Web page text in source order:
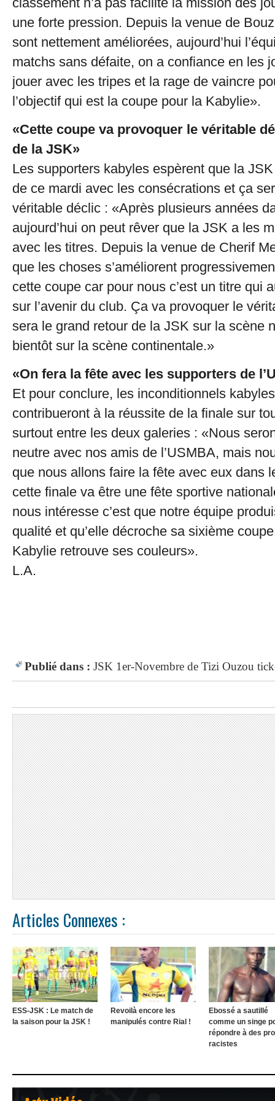
une forte pression. Depuis la venue de
sont nettement améliorées, aujourd’hui
matchs sans défaite, on a confiance en les
jouer avec les tripes et la rage de vaincre
l’objectif qui est la coupe pour la Kabylie».
«Cette coupe va provoquer le véritable
de la JSK»
Les supporters kabyles espèrent que la
de ce mardi avec les consécrations et ça
véritable déclic : «Après plusieurs années
aujourd’hui on peut rêver que la JSK a les
avec les titres. Depuis la venue de Cherif
que les choses s’améliorent
cette coupe car pour nous c’est un titre qui
sur l’avenir du club. Ça va provoquer le
sera le grand retour de la JSK sur la scène
bientôt sur la scène continentale.»
«On fera la fête avec les supporters de
Et pour conclure, les inconditionnels
contribueront à la réussite de la finale sur
surtout entre les deux galeries : «Nous
neutre avec nos amis de l’USMBA, mais
que nous allons faire la fête avec eux dans
cette finale va être une fête sportive
nous intéresse c’est que notre équipe
qualité et qu’elle décroche sa sixième
Kabylie retrouve ses couleurs».
L.A.
Publié dans : JSK 1er-Novembre de Tizi Ouzou
Articles Connexes :
ESS-JSK : Le match de
la saison pour la JSK !
Revoilà encore les
manipulés contre Rial !
Ebossé a sautillé
comme un singe
répondre à des
racistes